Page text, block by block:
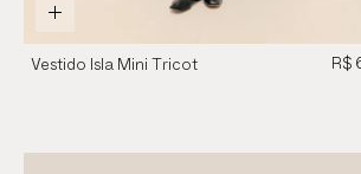
Vestido Isla Mini Tricot
R$